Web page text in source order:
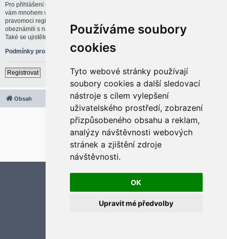
Používáme soubory
cookies
Tyto webové stránky používají
soubory cookies a další sledovací
nástroje s cílem vylepšení
uživatelského prostředí, zobrazení
přizpůsobeného obsahu a reklam,
analýzy návštěvnosti webových
stránek a zjištění zdroje
návštěvnosti.
OK
Upravit mé předvolby
Pro přihlášení musíte být registrován/a. Registrace trvá jen pár vteřin a dává
vám mnohem větší možnosti. Administrátor blogu též může dávat rozšířené
pravomoci registrovaným uživatelům. Před registrací se ujistěte, že jste se
obeznámili s našimi podmínkami pro použití a s dalšími pravidly a ujednáními.
Také se ujistěte, že si přečtete jakákoliv pravidla, která se na fóru objeví.
Podmínky pro užívání
|Ochrana soukromí
Registrovat
Obsah Všechny časy jsou v
2020 © ASTRA - CZ s.r.o.
Založeno naphpBB® Forum Software © phpBB Limited
Český překlad –phpBB.cz
Optimized by:phpBB SEO